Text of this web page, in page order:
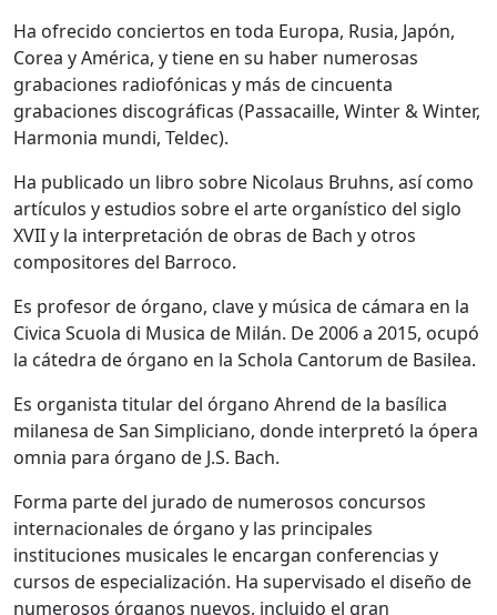
Ha ofrecido conciertos en toda Europa, Rusia, Japón,
Corea y América, y tiene en su haber numerosas
grabaciones radiofónicas y más de cincuenta
grabaciones discográficas (Passacaille, Winter & Winter,
Harmonia mundi, Teldec).
Ha publicado un libro sobre Nicolaus Bruhns, así como
artículos y estudios sobre el arte organístico del siglo
XVII y la interpretación de obras de Bach y otros
compositores del Barroco.
Es profesor de órgano, clave y música de cámara en la
Civica Scuola di Musica de Milán. De 2006 a 2015, ocupó
la cátedra de órgano en la Schola Cantorum de Basilea.
Es organista titular del órgano Ahrend de la basílica
milanesa de San Simpliciano, donde interpretó la ópera
omnia para órgano de J.S. Bach.
Forma parte del jurado de numerosos concursos
internacionales de órgano y las principales
instituciones musicales le encargan conferencias y
cursos de especialización. Ha supervisado el diseño de
numerosos órganos nuevos, incluido el gran